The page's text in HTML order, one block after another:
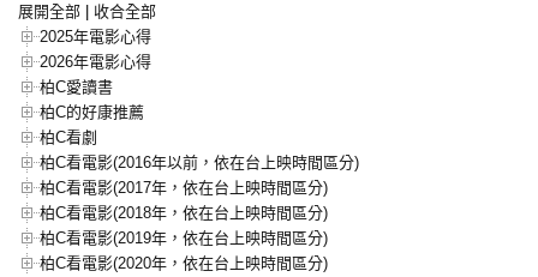
展開全部
收合全部
2025年電影心得
2026年電影心得
柏C愛讀書
柏C的好康推薦
柏C看劇
柏C看電影(2016年以前，依在台上映時間區分)
柏C看電影(2017年，依在台上映時間區分)
柏C看電影(2018年，依在台上映時間區分)
柏C看電影(2019年，依在台上映時間區分)
柏C看電影(2020年，依在台上映時間區分)